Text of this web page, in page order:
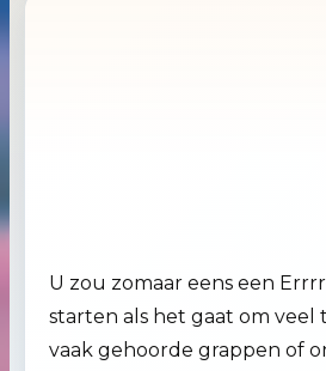
U zou zomaar eens een
starten als het gaat om veel
vaak gehoorde grappen of